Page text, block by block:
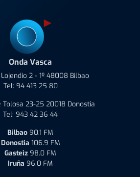
Onda Vasca
2 - 1º 48008 Bilbao
Tel: 94 413 25 80
Tolosa 23-25 20018 Donostia
Tel: 943 42 36 44
Bilbao 90.1 FM
Donostia 106.9 FM
Gasteiz 98.0 FM
Iruña 96.0 FM